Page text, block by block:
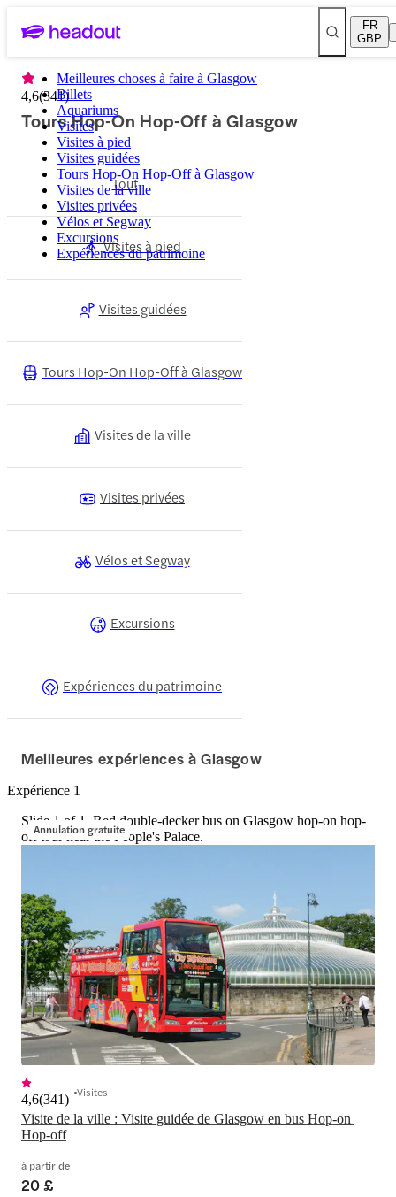
FR
GBP
Meilleures choses à faire à Glasgow
Billets
Aquariums
Visites
Visites à pied
Visites guidées
Tours Hop-On Hop-Off à Glasgow
Visites de la ville
Visites privées
Vélos et Segway
Excursions
Expériences du patrimoine
4,6(341)
Tours Hop-On Hop-Off à Glasgow
Tout
Visites à pied
Visites guidées
Tours Hop-On Hop-Off à Glasgow
Visites de la ville
Visites privées
Vélos et Segway
Excursions
Expériences du patrimoine
Meilleures expériences à Glasgow
Expérience 1
Annulation gratuite
Slide 1 of 1, Red double-decker bus on Glasgow hop-on hop-
off tour near the People's Palace.
Visite de la ville : Visite guidée de Glasgow en bus Hop-on
Hop-off
4,6(341) Visites
à partir de
20 £